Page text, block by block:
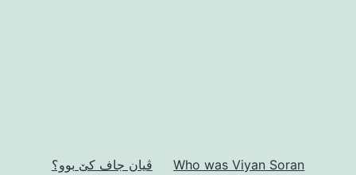
Who was Viyan Soran ڤیان جاف کێ بوو؟